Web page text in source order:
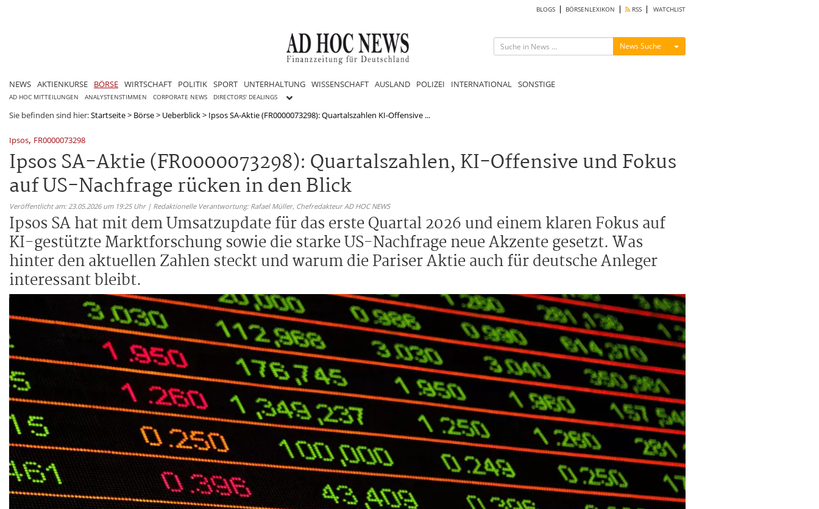
BLOGS BÖRSENLEXIKON RSS WATCHLIST
News Suche Menü ein-/ausblenden
NEWS AKTIENKURSE BÖRSE WIRTSCHAFT POLITIK SPORT UNTERHALTUNG WISSENSCHAFT AUSLAND POLIZEI INTERNATIONAL SONSTIGE
AD HOC MITTEILUNGEN ANALYSTENSTIMMEN CORPORATE NEWS DIRECTORS' DEALINGS
Sie befinden sind hier:Startseite> Börse> Ueberblick> Ipsos SA-Aktie (FR0000073298): Quartalszahlen KI-Offensive ...
Ipsos, FR0000073298
Ipsos SA-Aktie (FR0000073298): Quartalszahlen, KI-Offensive und Fokus
auf US-Nachfrage rücken in den Blick
Veröffentlicht am: 23.05.2026 um 19:25 Uhr | Redaktionelle Verantwortung: Rafael Müller, Chefredakteur AD HOC NEWS
Ipsos SA hat mit dem Umsatzupdate für das erste Quartal 2026 und einem klaren Fokus auf
KI-gestützte Marktforschung sowie die starke US-Nachfrage neue Akzente gesetzt. Was
hinter den aktuellen Zahlen steckt und warum die Pariser Aktie auch für deutsche Anleger
interessant bleibt.